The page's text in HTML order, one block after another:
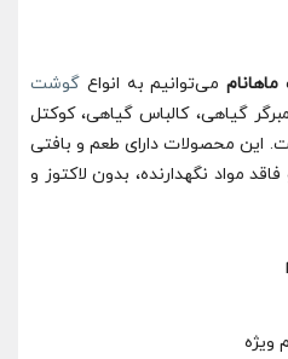
می‌توانیم به انواع گوشت
گیاهی، کالباس گیاهی، کوکتل
این محصولات دارای طعم و بافتی
مواد نگهدارنده، بدون لاکتوز و
ویژه